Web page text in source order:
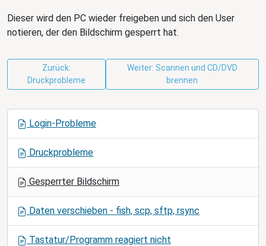
Dieser wird den PC wieder freigeben und sich den User
notieren, der den Bildschirm gesperrt hat.
Zurück:
Druckprobleme
Weiter: Scannen und CD/DVD
brennen
o
Login-Probleme
Druckprobleme
Gesperrter Bildschirm
Daten verschieben - fish, scp, sftp, rsync
Tastatur/Programm reagiert nicht